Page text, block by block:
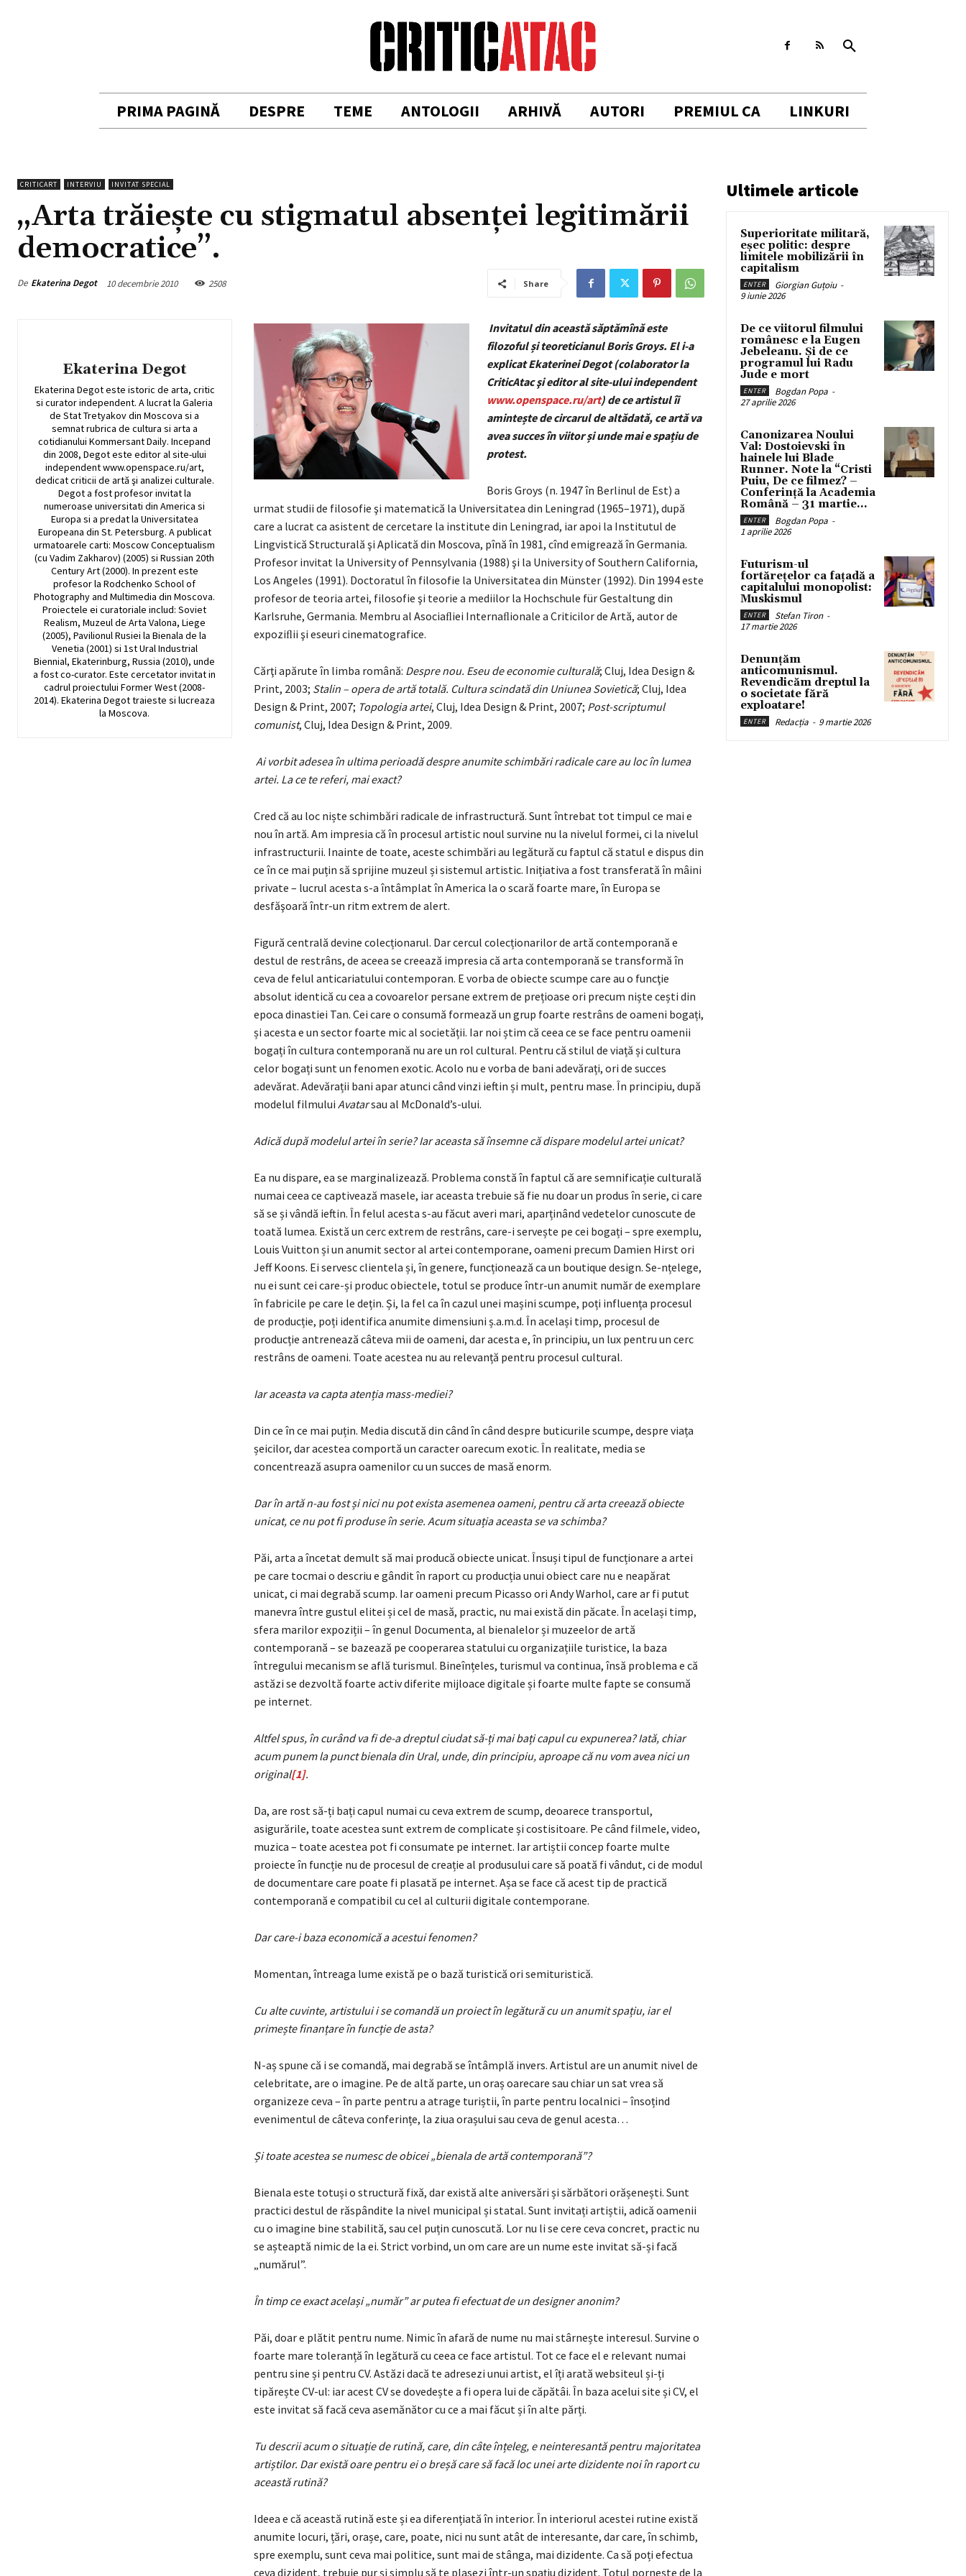
PRIMA PAGINĂ DESPRE TEME ANTOLOGII ARHIVĂ AUTORI PREMIUL CA LINKURI
CRITICART INTERVIU INVITAT SPECIAL
„Arta trăiește cu stigmatul absenței legitimării
democratice”.
De Ekaterina Degot 10 decembrie 2010 2508 Share
Ekaterina Degot
Ekaterina Degot este istoric de arta, critic
si curator independent. A lucrat la Galeria
de Stat Tretyakov din Moscova si a
semnat rubrica de cultura si arta a
cotidianului Kommersant Daily. Incepand
din 2008, Degot este editor al site-ului
independent www.openspace.ru/art,
dedicat criticii de artă şi analizei culturale.
Degot a fost profesor invitat la
numeroase universitati din America si
Europa si a predat la Universitatea
Europeana din St. Petersburg. A publicat
urmatoarele carti: Moscow Conceptualism
(cu Vadim Zakharov) (2005) si Russian 20th
Century Art (2000). In prezent este
profesor la Rodchenko School of
Photography and Multimedia din Moscova.
Proiectele ei curatoriale includ: Soviet
Realism, Muzeul de Arta Valona, Liege
(2005), Pavilionul Rusiei la Bienala de la
Venetia (2001) si 1st Ural Industrial
Biennial, Ekaterinburg, Russia (2010), unde
a fost co-curator. Este cercetator invitat in
cadrul proiectului Former West (2008-
2014). Ekaterina Degot traieste si lucreaza
la Moscova.
Invitatul din această săptămînă este
filozoful și teoreticianul Boris Groys. El i-a
explicat Ekaterinei Degot (colaborator la
CriticAtac şi editor al site-ului independent
www.openspace.ru/art) de ce artistul îi
amintește de circarul de altădată, ce artă va
avea succes în viitor și unde mai e spațiu de
protest.
Boris Groys (n. 1947 în Berlinul de Est) a
urmat stu­dii de filosofie şi matematică la Universitatea din Leningrad (1965–1971), după
care a lucrat ca asistent de cercetare la institute din Leningrad, iar apoi la Institutul de
Lingvistică Structurală şi Aplica­tă din Moscova, pînă în 1981, cînd emigrează în Germa­nia.
Profesor invitat la University of Pennsylvania (1988) şi la University of Southern California,
Los Angeles (1991). Doctoratul în filosofie la Uni­versi­ta­tea din Münster (1992). Din 1994 este
pro­fe­sor de teoria artei, filosofie şi teorie a mediilor la Hoch­schule für Gestaltung din
Karlsruhe, Germa­nia. Membru al Asociaﬂiei Internaﬂionale a Critici­lor de Artă, autor de
expoziﬂii şi eseuri cinematografice.
Cărţi apărute în limba română: Despre nou. Eseu de economie culturală; Cluj, Idea Design &
Print, 2003; Stalin – opera de artă totală. Cultura scinda­tă din Uniunea Sovietică; Cluj, Idea
Design & Print, 2007; Topo­lo­gia artei, Cluj, Idea Design & Print, 2007; Post-scriptumul
comunist, Cluj, Idea Design & Print, 2009.
Ai vorbit adesea în ultima perioadă despre anumite schimbări radicale care au loc în lumea
artei. La ce te referi, mai exact?
Cred că au loc niște schimbări radicale de infrastructură. Sunt întrebat tot timpul ce mai e
nou în artă. Am impresia că în procesul artistic noul survine nu la nivelul formei, ci la nivelul
infrastructurii. Inainte de toate, aceste schimbări au legătură cu faptul că statul e dispus din
ce în ce mai puțin să sprijine muzeul și sistemul artistic. Inițiativa a fost transferată în mâini
private – lucrul acesta s-a întâmplat în America la o scară foarte mare, în Europa se
desfăşoară într-un ritm extrem de alert.
Figură centrală devine colecționarul. Dar cercul colecționarilor de artă contemporană e
destul de restrâns, de aceea se creează impresia că arta contemporană se transformă în
ceva de felul anticariatului contemporan. E vorba de obiecte scumpe care au o funcţie
absolut identică cu cea a covoarelor persane extrem de prețioase ori precum niște cești din
epoca dinastiei Tan. Cei care o consumă formează un grup foarte restrâns de oameni bogați,
și acesta e un sector foarte mic al societății. Iar noi știm că ceea ce se face pentru oamenii
bogați în cultura contemporană nu are un rol cultural. Pentru că stilul de viață și cultura
celor bogați sunt un fenomen exotic. Acolo nu e vorba de bani adevărați, ori de succes
adevărat. Adevărații bani apar atunci când vinzi ieftin și mult, pentru mase. În principiu, după
modelul filmului Avatarsau al McDonald’s-ului.
Adică după modelul artei în serie? Iar aceasta să însemne că dispare modelul artei unicat?
Ea nu dispare, ea se marginalizează. Problema constă în faptul că are semnificație culturală
numai ceea ce captivează masele, iar aceasta trebuie să fie nu doar un produs în serie, ci care
să se și vândă ieftin. În felul acesta s-au făcut averi mari, aparținând vedetelor cunoscute de
toată lumea. Există un cerc extrem de restrâns, care-i servește pe cei bogați – spre exemplu,
Louis Vuitton și un anumit sector al artei contemporane, oameni precum Damien Hirst ori
Jeff Koons. Ei servesc clientela și, în genere, funcționează ca un boutique design. Se-nțelege,
nu ei sunt cei care-și produc obiectele, totul se produce într-un anumit număr de exemplare
în fabricile pe care le dețin. Și, la fel ca în cazul unei mașini scumpe, poți influența procesul
de producție, poți identifica anumite dimensiuni ș.a.m.d. În același timp, procesul de
producție antrenează câteva mii de oameni, dar acesta e, în principiu, un lux pentru un cerc
restrâns de oameni. Toate acestea nu au relevanță pentru procesul cultural.
Iar aceasta va capta atenția mass-mediei?
Din ce în ce mai puțin. Media discută din când în când despre buticurile scumpe, despre viața
șeicilor, dar acestea comportă un caracter oarecum exotic. În realitate, media se
concentrează asupra oamenilor cu un succes de masă enorm.
Dar în artă n-au fost și nici nu pot exista asemenea oameni, pentru că arta creează obiecte
unicat, ce nu pot fi produse în serie. Acum situația aceasta se va schimba?
Păi, arta a încetat demult să mai producă obiecte unicat. Însuși tipul de funcționare a artei
pe care tocmai o descriu e gândit în raport cu producția unui obiect care nu e neapărat
unicat, ci mai degrabă scump. Iar oameni precum Picasso ori Andy Warhol, care ar fi putut
manevra între gustul elitei și cel de masă, practic, nu mai există din păcate. În același timp,
sfera marilor expoziții – în genul Documenta, al bienalelor și muzeelor de artă
contemporană – se bazează pe cooperarea statului cu organizațiile turistice, la baza
întregului mecanism se află turismul. Bineînțeles, turismul va continua, însă problema e că
astăzi se dezvoltă foarte activ diferite mijloace digitale și foarte multe fapte se consumă
pe internet.
Altfel spus, în curând va fi de-a dreptul ciudat să-ți mai bați capul cu expunerea? Iată, chiar
acum punem la punct bienala din Ural, unde, din principiu, aproape că nu vom avea nici un
original[1].
Da, are rost să-ți bați capul numai cu ceva extrem de scump, deoarece transportul,
asigurările, toate acestea sunt extrem de complicate și costisitoare. Pe când filmele, video,
muzica – toate acestea pot fi consumate pe internet. Iar artiștii concep foarte multe
proiecte în funcție nu de procesul de creație al produsului care să poată fi vândut, ci de modul
de documentare care poate fi plasată pe internet. Așa se face că acest tip de practică
contemporană e compatibil cu cel al culturii digitale contemporane.
Dar care-i baza economică a acestui fenomen?
Momentan, întreaga lume există pe o bază turistică ori semituristică.
Cu alte cuvinte, artistului i se comandă un proiect în legătură cu un anumit spațiu, iar el
primește finanțare în funcție de asta?
N-aș spune că i se comandă, mai degrabă se întâmplă invers. Artistul are un anumit nivel de
celebritate, are o imagine. Pe de altă parte, un oraș oarecare sau chiar un sat vrea să
organizeze ceva – în parte pentru a atrage turiștii, în parte pentru localnici – însoțind
evenimentul de câteva conferințe, la ziua orașului sau ceva de genul acesta…
Și toate acestea se numesc de obicei „bienala de artă contemporană”?
Bienala este totuși o structură fixă, dar există alte aniversări și sărbători orășenești. Sunt
practici destul de răspândite la nivel municipal și statal. Sunt invitați artiștii, adică oamenii
cu o imagine bine stabilită, sau cel puțin cunoscută. Lor nu li se cere ceva concret, practic nu
se așteaptă nimic de la ei. Strict vorbind, un om care are un nume este invitat să-și facă
„numărul”.
În timp ce exact același „număr” ar putea fi efectuat de un designer anonim?
Păi, doar e plătit pentru nume. Nimic în afară de nume nu mai stârnește interesul. Survine o
foarte mare toleranță în legătură cu ceea ce face artistul. Tot ce face el e relevant numai
pentru sine și pentru CV. Astăzi dacă te adresezi unui artist, el îți arată websiteul și-ți
tipărește CV-ul: iar acest CV se dovedește a fi opera lui de căpătâi. În baza acelui site și CV, el
este invitat să facă ceva asemănător cu ce a mai făcut și în alte părți.
Tu descrii acum o situație de rutină, care, din câte înțeleg, e neinteresantă pentru majoritatea
artiștilor. Dar există oare pentru ei o breșă care să facă loc unei arte dizidente noi în raport cu
această rutină?
Ideea e că această rutină este și ea diferențiată în interior. În interiorul acestei rutine există
anumite locuri, țări, orașe, care, poate, nici nu sunt atât de interesante, dar care, în schimb,
spre exemplu, sunt ceva mai politice, sunt mai de stânga, mai dizidente. Ca să poți efectua
ceva dizident, trebuie pur și simplu să te plasezi într-un spațiu dizident. Totul pornește de la
Ultimele articole
Superioritate militară,
eșec politic: despre
limitele mobilizării în
capitalism
ENTER Giorgian Guțoiu -
9 iunie 2026
De ce viitorul filmului
românesc e la Eugen
Jebeleanu. Și de ce
programul lui Radu
Jude e mort
ENTER Bogdan Popa -
27 aprilie 2026
Canonizarea Noului
Val: Dostoievski în
hainele lui Blade
Runner. Note la “Cristi
Puiu, De ce filmez? –
Conferință la Academia
Română – 31 martie...
ENTER Bogdan Popa -
1 aprilie 2026
Futurism-ul
fortărețelor ca fațadă a
capitalului monopolist:
Muskismul
ENTER Stefan Tiron -
17 martie 2026
Denunțăm
anticomunismul.
Revendicăm dreptul la
o societate fără
exploatare!
ENTER Redacția - 9 martie 2026